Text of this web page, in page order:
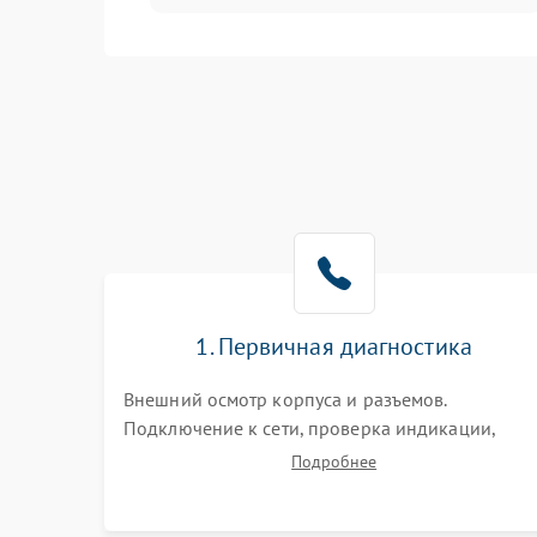
1. Первичная диагностика
Внешний осмотр корпуса и разъемов.
Подключение к сети, проверка индикации,
звуковых сигналов и кодов ошибок. Измерение
Подробнее